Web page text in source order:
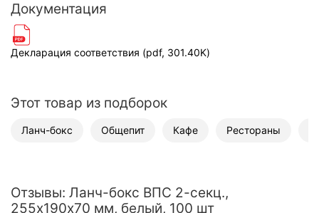
Документация
Декларация соответствия (pdf, 301.40K)
Этот товар из подборок
Ланч-бокс Общепит Кафе Рестораны
Отзывы: Ланч-бокс ВПС 2-секц.,
255х190х70 мм, белый, 100 шт